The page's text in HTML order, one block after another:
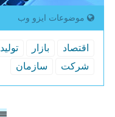
موضوعات ایزو وب
اقتصاد بازار تولید
شركت
سازمان